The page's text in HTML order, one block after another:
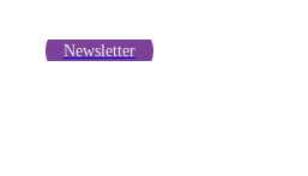
Newsletter